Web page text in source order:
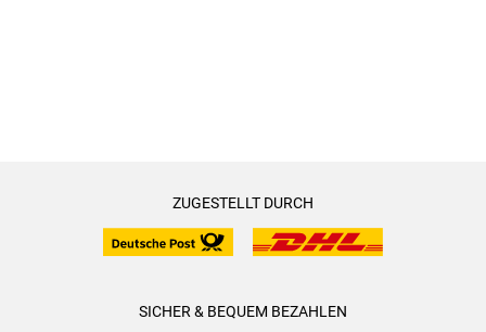
ZUGESTELLT DURCH
SICHER & BEQUEM BEZAHLEN